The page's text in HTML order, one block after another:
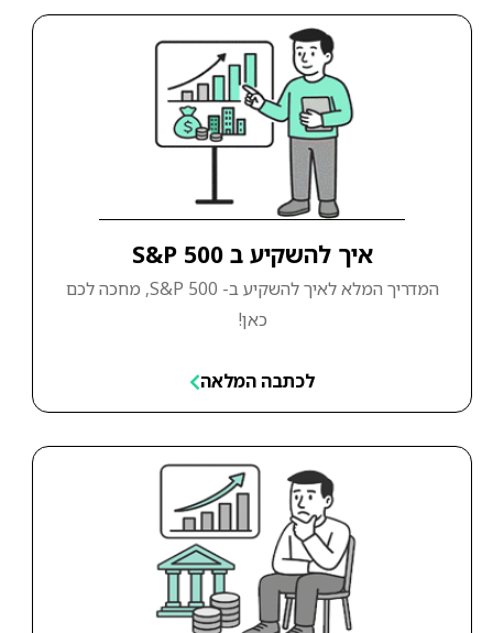
איך להשקיע ב S&P 500
המדריך המלא לאיך להשקיע ב- S&P 500, מחכה לכם
כאן!
לכתבה המלאה